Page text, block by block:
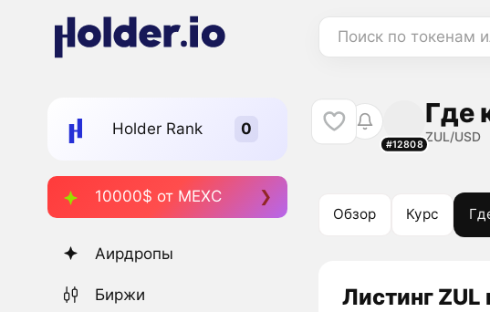
Поиск по токенам
Holder Rank
10000$ от MEXC
Аирдропы
Биржи
#12808
Где
ZUL/USD
Обзор Курс
Листинг